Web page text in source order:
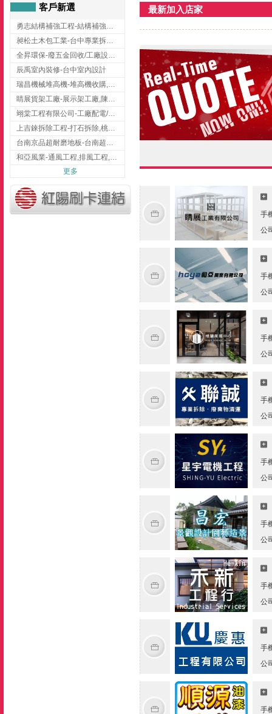
客戶新選
勇志結構補強工程-結構補強工程 ,桃園結構補強工程,龍潭結構補強工程
昶松土木包工業-台中專業拆除工程/挖土機出租
全昇環保-廢五金回收/工廠設備收購/機械設備回收/高價收購廠房設備
辰禹室內裝修-台中室內設計
瑞昌機械堆高機-堆高機收購,新北市堆高機,桃園堆高機
睛展貨架工廠-展示架工廠,陳列架,台中展示架工廠
翊棠工程有限公司-工廠配電/高雄消防機電公司
上吉錸拆除工程-打石拆除,桃園打石拆除,桃園拆除工程
台南京品超耐磨地板-台南超耐磨地板
和亞風業-通風工程,排風工程,彰化通風工程,彰化排風工程
更多
最新加入店家
手
公
手
公
手
公
手
公
手
公
手
公
手
公
手
公
手